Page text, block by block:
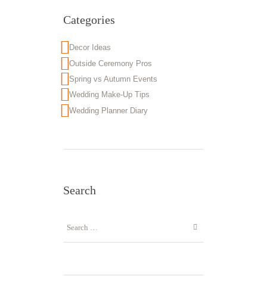
Categories
Decor Ideas
Outside Ceremony Pros
Spring vs Autumn Events
Wedding Make-Up Tips
Wedding Planner Diary
Search